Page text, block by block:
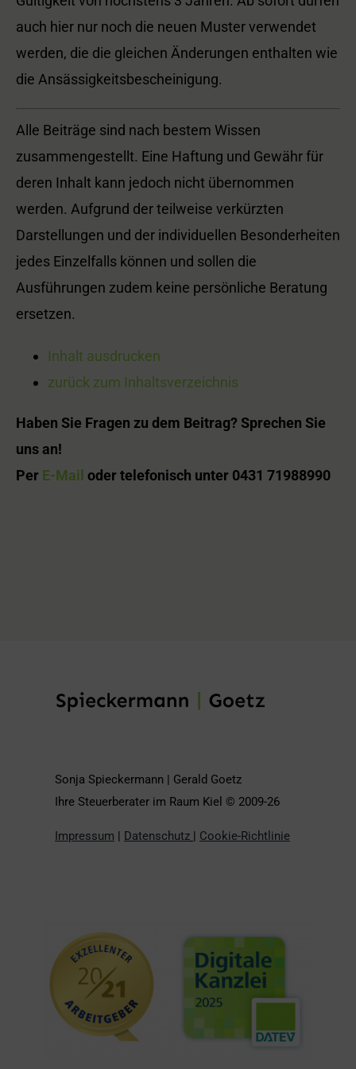
auch hier nur noch die neuen Muster verwendet
werden, die die gleichen Änderungen enthalten wie
die Ansässigkeitsbescheinigung.
Alle Beiträge sind nach bestem Wissen
zusammengestellt. Eine Haftung und Gewähr für
deren Inhalt kann jedoch nicht übernommen
werden. Aufgrund der teilweise verkürzten
Darstellungen und der individuellen Besonderheiten
jedes Einzelfalls können und sollen die
Ausführungen zudem keine persönliche Beratung
ersetzen.
Inhalt ausdrucken
zurück zum Inhaltsverzeichnis
Haben Sie Fragen zu dem Beitrag? Sprechen Sie
uns an!
Per E-Mail oder telefonisch unter 0431 71988990
Sonja Spieckermann | Gerald Goetz
Ihre Steuerberater im Raum Kiel © 2009-26
Impressum | Datenschutz | Cookie-Richtlinie